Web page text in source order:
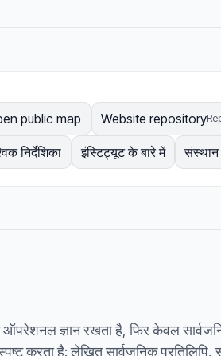
public map Website repository
निर्देशिका इंस्टिट्यूट के बारे में संस्थान
ज्ञान रखता है, फिर केवल
करता है: लेखित सार्वजनिक प्रतिलिपि,